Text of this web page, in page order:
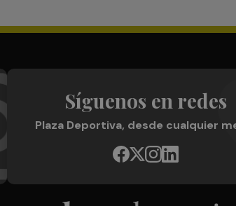
Síguenos en redes
Plaza Deportiva, desde cualquier